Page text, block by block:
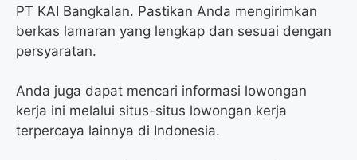
PT KAI Bangkalan. Pastikan Anda mengirimkan
berkas lamaran yang lengkap dan sesuai dengan
persyaratan.
Anda juga dapat mencari informasi lowongan
kerja ini melalui situs-situs lowongan kerja
terpercaya lainnya di Indonesia.